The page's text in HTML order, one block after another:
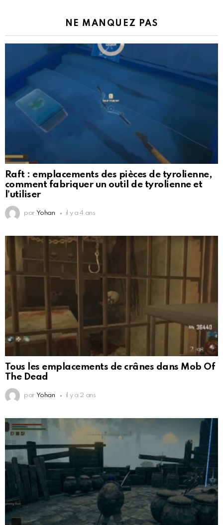
NE MANQUEZ PAS
Raft : emplacements des pièces de tyrolienne,
comment fabriquer un outil de tyrolienne et
l’utiliser
par Yohan il y a 4 ans
Tous les emplacements de crânes dans Mob Of
The Dead
par Yohan il y a 2 ans